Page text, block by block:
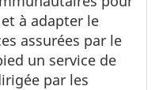
à adapter le
assurées par le
un service de
par les